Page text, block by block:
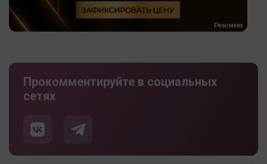
Прокомментируйте в социальных
сетях